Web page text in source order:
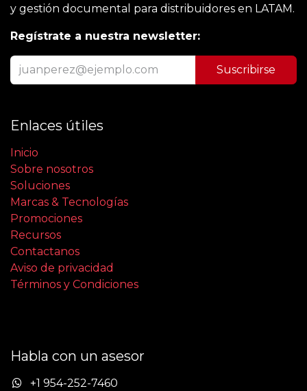
y gestión documental para distribuidores en LATAM.
Regístrate a nuestra newsletter:
Suscribirse
Enlaces útiles
Inicio
Sobre nosotros
Soluciones
Marcas & Tecnologías
Promociones
Recursos
Contactanos
Aviso de privacidad
Términos y Condiciones
Habla con un asesor
+1 954-252-7460